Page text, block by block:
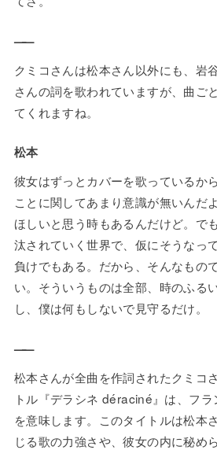
——
クミコさんは松本さん以外にも、岩
さんの詞を歌われていますが、曲ご
てくれますね。
松本
彼女はずっとカバーを歌っているか
ことに関してあまり意識が無いんだ
ほしいと思う時もあるんだけど。で
汰されていく世界で、仮にそうなっ
負けでもある。だから、そんなもの
い。そういうものは全部、時のふる
し、僕は何もしないで見守るだけ。
——
松本さんが全曲を作詞されたクミコ
トル『デラシネ déraciné』は、フラ
を意味します。このタイトルは松本
じる歌の力強さや、彼女の内に秘め